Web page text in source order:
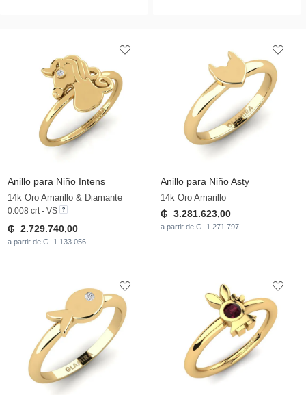
Anillo para Niño Intens
14k Oro Amarillo & Diamante
0.008 crt - VS
₲ 2.729.740,00
a partir de ₲ 1.133.056
Anillo para Niño Asty
14k Oro Amarillo
₲ 3.281.623,00
a partir de ₲ 1.271.797